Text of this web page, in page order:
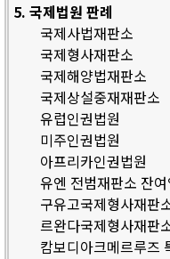
5. 국제법원 판례
국제사법재판소
국제형사재판소
국제해양법재판소
국제상설중재재판소
유럽인권법원
미주인권법원
아프리카인권법원
유엔 전범재판소 잔
구유고국제형사재판
르완다국제형사재판
캄보디아크메르루즈